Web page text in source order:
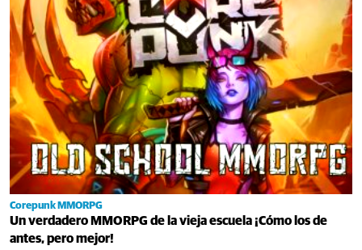
Corepunk MMORPG
Un verdadero MMORPG de la vieja escuela ¡Cómo los de
antes, pero mejor!